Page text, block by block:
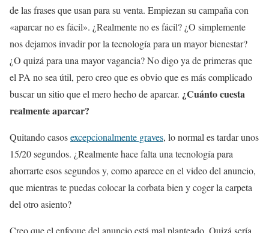
de las frases que usan para su venta. Empiezan su campaña con
«aparcar no es fácil». ¿Realmente no es fácil? ¿O simplemente
nos dejamos invadir por la tecnología para un mayor bienestar?
¿O quizá para una mayor vagancia? No digo ya de primeras que
el PA no sea útil, pero creo que es obvio que es más complicado
buscar un sitio que el mero hecho de aparcar. ¿Cuánto cuesta
realmente aparcar?
Quitando casosexcepcionalmente graves, lo normal es tardar unos
15/20 segundos. ¿Realmente hace falta una tecnología para
ahorrarte esos segundos y, como aparece en el video del anuncio,
que mientras te puedas colocar la corbata bien y coger la carpeta
del otro asiento?
Creo que el enfoque del anuncio está mal planteado. Quizá sería